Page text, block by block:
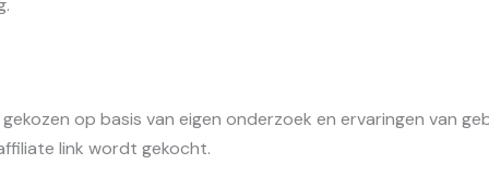
op basis van eigen onderzoek en ervaringen van
link wordt gekocht.